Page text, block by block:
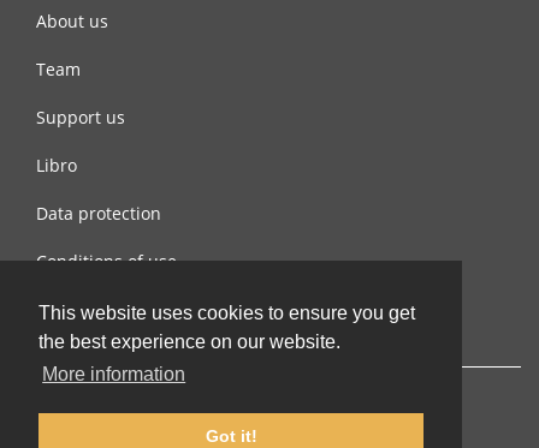
This website uses cookies to ensure you get
the best experience on our website.
More information
Got it!
About us
Team
Support us
Libro
Data protection
Conditions of use
Contact us